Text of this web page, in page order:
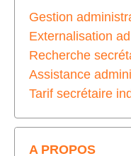
Gestion
Externalisation
Recherche
Assistance
Tarif secrétaire
A PROPOS